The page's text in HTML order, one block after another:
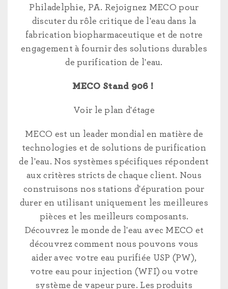
Philadelphie, PA. Rejoignez MECO pour
discuter du rôle critique de l'eau dans la
fabrication biopharmaceutique et de notre
engagement à fournir des solutions durables
de purification de l'eau.
MECO Stand 906 !
Voir le plan d'étage
MECO est un leader mondial en matière de
technologies et de solutions de purification
de l'eau. Nos systèmes spécifiques répondent
aux critères stricts de chaque client. Nous
construisons nos stations d'épuration pour
durer en utilisant uniquement les meilleures
pièces et les meilleurs composants.
Découvrez le monde de l'eau avec MECO et
découvrez comment nous pouvons vous
aider avec votre eau purifiée USP (PW),
votre eau pour injection (WFI) ou votre
système de vapeur pure. Les produits